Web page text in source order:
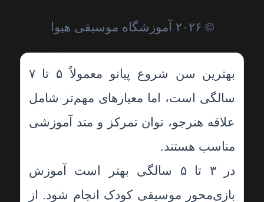
© ۲۰۲۶ آموزشگاه موسیقی هیوا
بهترین سن شروع پیانو معمولاً ۵ تا ۷
سالگی است، اما معیارهای مهم‌تر شامل
علاقه هنرجو، توان تمرکز و متد آموزشی
مناسب هستند.
در ۳ تا ۵ سالگی بهتر است آموزش
بازی‌محور موسیقی کودک انجام شود. از